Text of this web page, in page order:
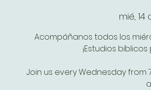
mié, 14
Acompáñanos todos los
¡Estudios
Join us every Wednesday from